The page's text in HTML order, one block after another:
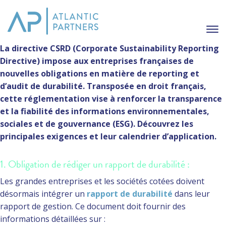
La directive CSRD (Corporate Sustainability Reporting
Directive) impose aux entreprises françaises de
nouvelles obligations en matière de reporting et
d’audit de durabilité. Transposée en droit français,
cette réglementation vise à renforcer la transparence
et la fiabilité des informations environnementales,
sociales et de gouvernance (ESG). Découvrez les
principales exigences et leur calendrier d’application.
1. Obligation de rédiger un rapport de durabilité :
Les grandes entreprises et les sociétés cotées doivent
désormais intégrer un rapport de durabilité dans leur
rapport de gestion. Ce document doit fournir des
informations détaillées sur :